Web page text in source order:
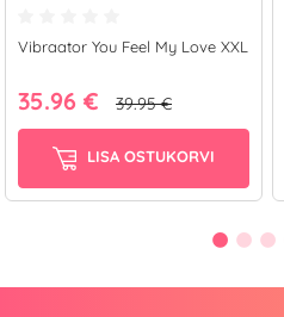
Vibraator You Feel My Love XXL
35.96 € 39.95 €
LISA OSTUKORVI